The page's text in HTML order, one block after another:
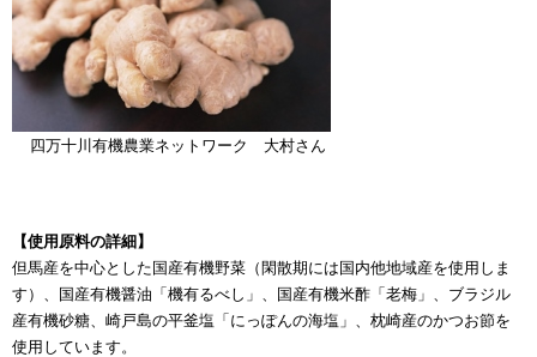
四万十川有機農業ネットワーク 大村さん
【使用原料の詳細】
但馬産を中心とした国産有機野菜（閑散期には国内他地域産を使用しま
す）、国産有機醤油「機有るべし」、国産有機米酢「老梅」、ブラジル
産有機砂糖、崎戸島の平釜塩「にっぽんの海塩」、枕崎産のかつお節を
使用しています。